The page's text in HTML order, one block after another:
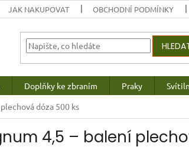
JAK NAKUPOVAT OBCHODNÍ PODMÍNKY
Doplňky ke zbraním Praky
dóza 500 ks
4,5 – balení